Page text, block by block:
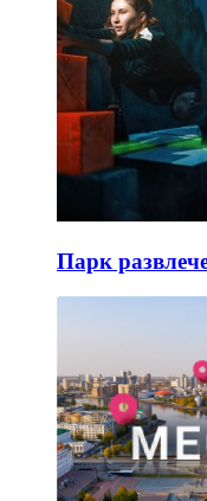
Парк